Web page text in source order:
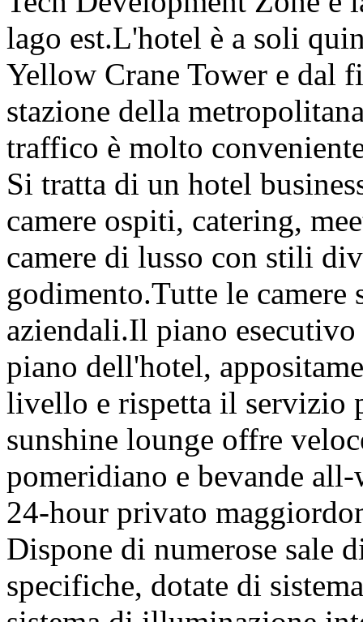
lago est.L'hotel è a soli
Yellow Crane Tower e dal
stazione della
traffico è molto
Si tratta di un hotel
camere ospiti, catering,
camere di lusso con stili
godimento.Tutte le camere
aziendali.Il piano
piano dell'hotel,
livello e rispetta il servizio
sunshine lounge offre
pomeridiano e bevande
24-hour privato
Dispone di numerose sale
specifiche, dotate di